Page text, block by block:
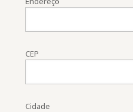
CEP
Cidade